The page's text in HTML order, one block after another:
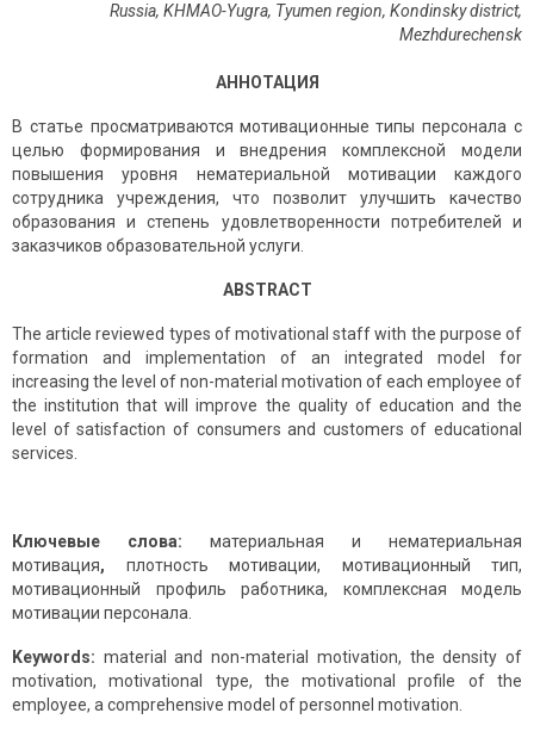
Russia, KHMAO-Yugra, Tyumen region, Kondinsky district,
Mezhdurechensk
АННОТАЦИЯ
В статье просматриваются мотивационные типы персонала с
целью формирования и внедрения комплексной модели
повышения уровня нематериальной мотивации каждого
сотрудника учреждения, что позволит улучшить качество
образования и степень удовлетворенности потребителей и
заказчиков образовательной услуги.
ABSTRACT
The article reviewed types of motivational staff with the purpose of
formation and implementation of an integrated model for
increasing the level of non-material motivation of each employee of
the institution that will improve the quality of education and the
level of satisfaction of consumers and customers of educational
services.
Ключевые слова: материальная и нематериальная
мотивация, плотность мотивации, мотивационный тип,
мотивационный профиль работника, комплексная модель
мотивации персонала.
Keywords: material and non-material motivation, the density of
motivation, motivational type, the motivational profile of the
employee, a comprehensive model of personnel motivation.